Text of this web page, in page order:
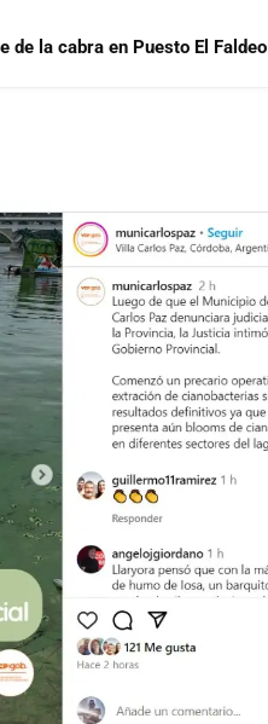
de la cabra en Puesto El Faldeo